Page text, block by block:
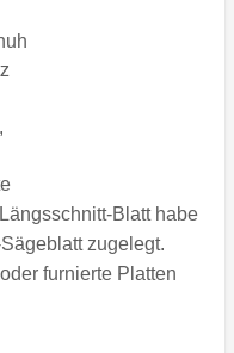
Blatt habe
zugelegt.
furnierte Platten